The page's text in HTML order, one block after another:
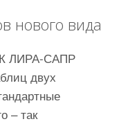
нового вида
ЛИРА-САПР
двух
– так